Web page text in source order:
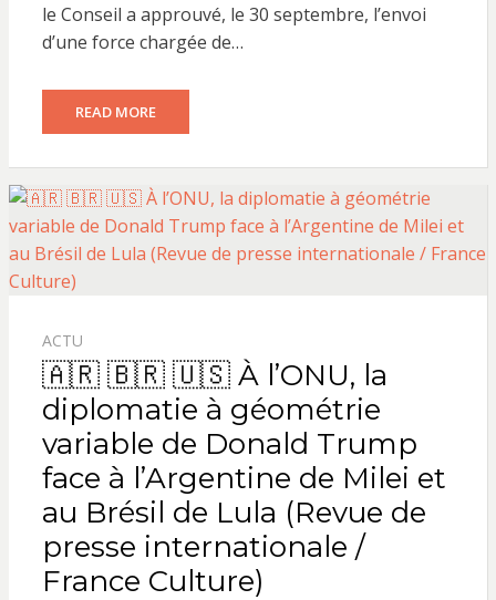
le Conseil a approuvé, le 30 septembre, l’envoi
d’une force chargée de…
READ MORE
ACTU
🇦🇷 🇧🇷 🇺🇸 À l’ONU, la
diplomatie à géométrie
variable de Donald Trump
face à l’Argentine de Milei et
au Brésil de Lula (Revue de
presse internationale /
France Culture)